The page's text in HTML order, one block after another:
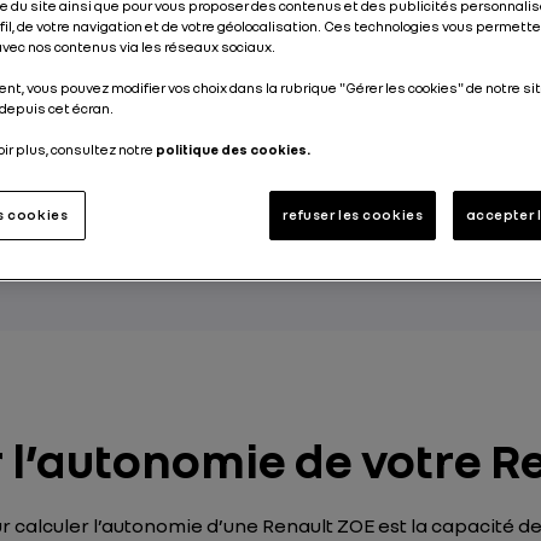
le plus vendu en Europe en 2020, la
2019 d’une nouvelle version. Dans ce modèle,
de plus large capacité a encore accru
pour des trajets toujours plus longs
de votre
l’autonomie d’une Renault ZOE est la capacité
du site ainsi que pour vous proposer des contenus et des publicités
de votre navigation et de votre géolocalisation. Ces technologies vous
nos contenus via les réseaux sociaux.
vous pouvez modifier vos choix dans la rubrique "Gérer les cookies" de notre
cet écran.
plus, consultez notre politique des cookies.
cookies refuser les cookies accepter